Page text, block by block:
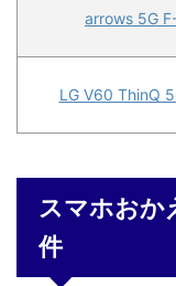
arrows 5G
LG V60 ThinQ
スマホおか
件